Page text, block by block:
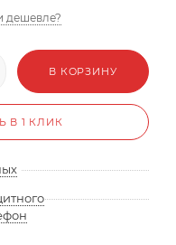
дешевле?
В КОРЗИНУ
В 1 КЛИК